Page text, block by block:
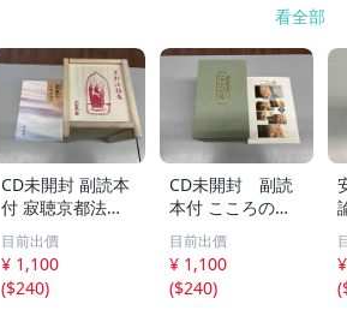
看全部
CD未開封 副読本
付 寂聴京都法話
集 ユーキャン
目前出價
¥ 1,100
($240)
CD未開封 副読
本付 こころの
扉 河合隼雄講話
集
目前出價
¥ 1,100
($240)
(